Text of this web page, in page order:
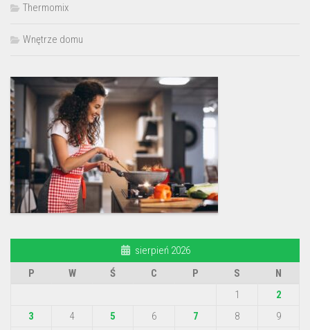
Thermomix
Wnętrze domu
sierpień 2026
P
W Ś C P S
N
1
2
3
4 5 6 7 8
9